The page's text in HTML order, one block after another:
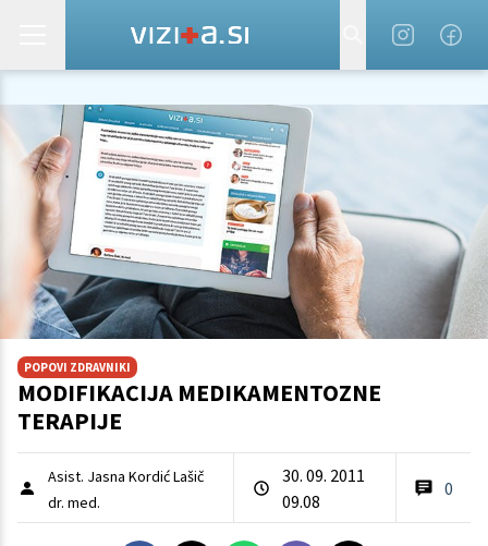
POPOVI ZDRAVNIKI
MODIFIKACIJA MEDIKAMENTOZNE
TERAPIJE
Asist. Jasna Kordić Lašič
dr. med.
30. 09. 2011
09.08
0